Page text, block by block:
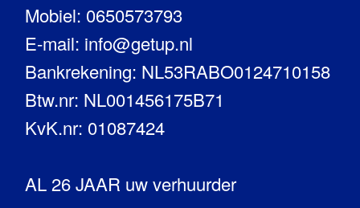
Mobiel: 0650573793
E-mail: info@getup.nl
Bankrekening: NL53RABO0124710158
Btw.nr: NL001456175B71
KvK.nr: 01087424
AL 26 JAAR uw verhuurder